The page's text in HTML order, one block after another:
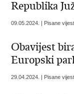
Republika
09.05.2024. | Pisane
Obavijest
Europski
29.04.2024. | Pisane